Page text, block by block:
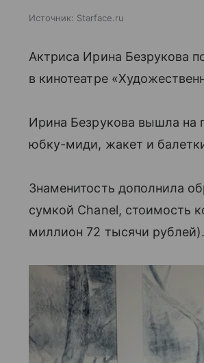
Источник: Starface.ru
Актриса Ирина Безрукова
в кинотеатре
Ирина Безрукова вышла на
юбку-миди, жакет и
Знаменитость дополнила
сумкой Chanel, стоимость
миллион 72 тысячи рублей).